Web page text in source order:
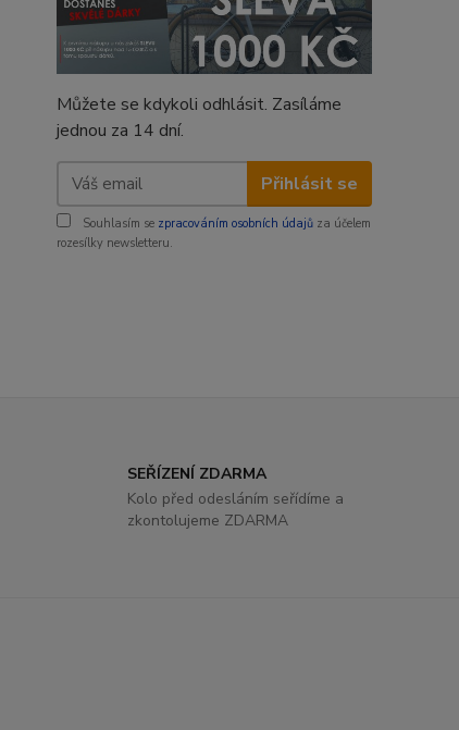
Můžete se kdykoli odhlásit. Zasíláme
jednou za 14 dní.
Přihlásit se
Souhlasím se zpracováním osobních údajů za účelem
rozesílky newsletteru.
SEŘÍZENÍ ZDARMA
Kolo před odesláním seřídíme a
zkontolujeme ZDARMA